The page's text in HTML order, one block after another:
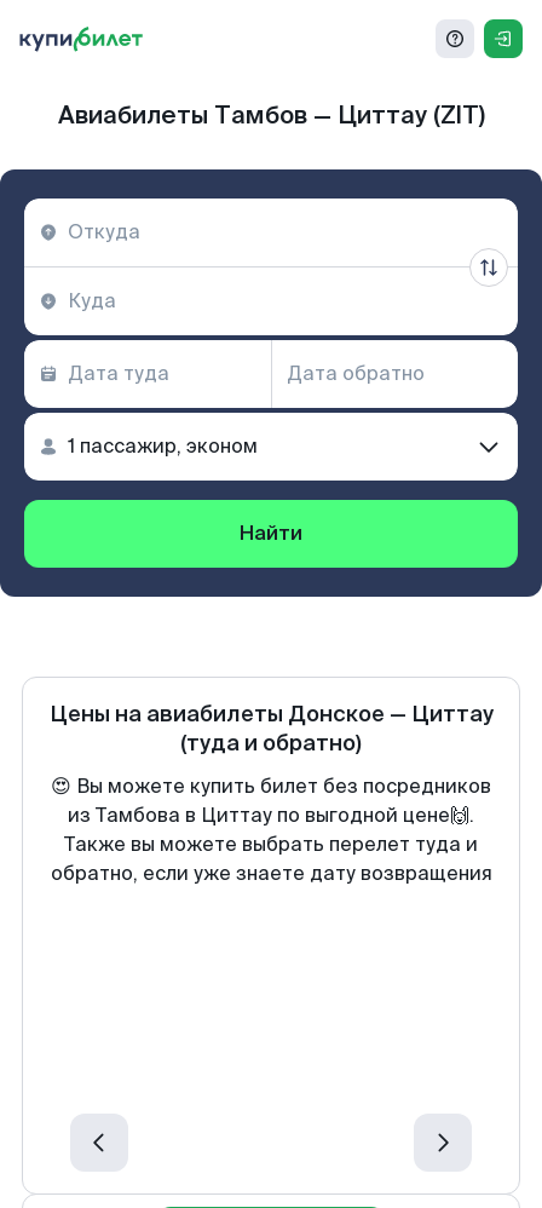
Авиабилеты Тамбов — Циттау (ZIT)
Найти
Цены на авиабилеты Донское — Циттау
(туда и обратно)
😍 Вы можете купить билет без посредников
из Тамбова в Циттау по выгодной цене🙌.
Также вы можете выбрать перелет туда и
обратно, если уже знаете дату возвращения